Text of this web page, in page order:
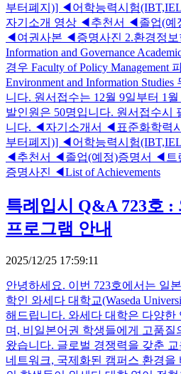
부터폐지)] ◀어학능력시험
자기소개 영상 ◀추천서 ◀졸업(예
◀여권사본 ◀증명사진 2.환경정보
Information and Governance
경우 Faculty of Policy Management
Environment and Information
니다. 원서접수는 12월 9일부터 1
발인원은 50명입니다. 원서접수시
니다. ◀자기소개서 ◀표준화학력
부터폐지)] ◀어학능력시험
◀추천서 ◀졸업(예정)증명서 ◀
증명사진 ◀List of Achievements
특례입시 Q&A 723호 :
프로그램 안내
2025/12/25 17:59:11
안녕하세요. 이번 723호에서는 일
학인 와세다 대학교(Waseda
해드립니다. 와세다 대학은 다양한
며, 비일본어권 학생들에게 고품질
왔습니다. 글로벌 경쟁력을 갖춘
네트워크, 국제화된 캠퍼스 환경을